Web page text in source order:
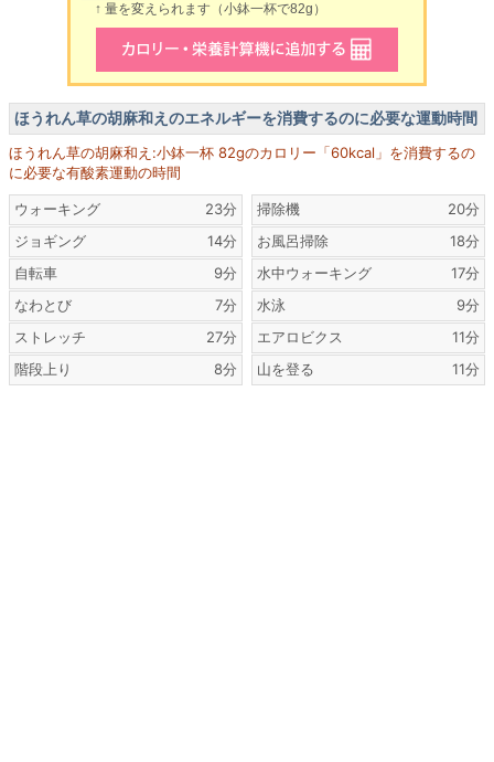
↑ 量を変えられます（小鉢一杯で82g）
ほうれん草の胡麻和えのエネルギーを消費するのに必要な運動時間
ほうれん草の胡麻和え:小鉢一杯 82gのカロリー「60kcal」を消費するの
に必要な有酸素運動の時間
ウォーキング
23分
ジョギング
14分
自転車
9分
なわとび
7分
ストレッチ
27分
階段上り
8分
掃除機
20分
お風呂掃除
18分
水中ウォーキング
17分
水泳
9分
エアロビクス
11分
山を登る
11分